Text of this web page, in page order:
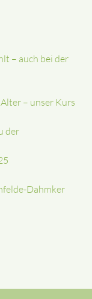
– auch bei der
– unser Kurs
der
Dahmker